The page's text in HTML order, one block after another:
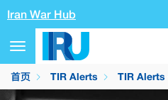
Iran War Hub
Toggle
navigation
首页 TIR Alerts TIR Alerts